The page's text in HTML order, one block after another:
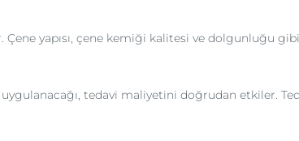
Çene yapısı, çene kemiği kalitesi ve dolgunluğu
tedavi maliyetini doğrudan etkiler.